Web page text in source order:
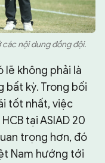
nội dung đồng đội.
lẽ không phải là
bất kỳ. Trong bối
tốt nhất, việc
tại ASIAD 20
trọng hơn, đó
Nam hướng tới